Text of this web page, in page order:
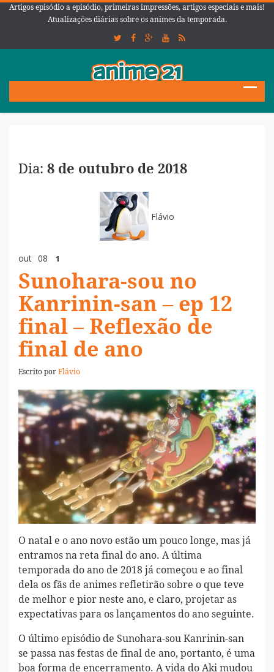
Artigos episódio a episódio, primeiras impressões, artigos especiais e mais!
Atualizações diárias sobre os animes da temporada.
Dia: 8 de outubro de 2018
Flávio
out 08 1
Sunohara-sou no
Kanrinin-san – ep 12
final – Reflexão de
final de ano
Escrito porFlávio
O natal e o ano novo estão um pouco longe, mas já
entramos na reta final do ano. A última
temporada do ano de 2018 já começou e ao final
dela os fãs de animes refletirão sobre o que teve
de melhor e pior neste ano, e claro, projetar as
expectativas para os lançamentos do ano seguinte.
O último episódio de Sunohara-sou Kanrinin-san
se passa nas festas de final de ano, portanto, é uma
boa forma de encerramento. A vida do Aki mudou